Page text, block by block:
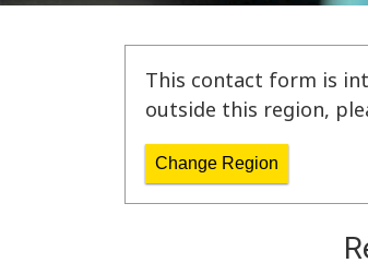
This contact form is
outside this region,
Change Region